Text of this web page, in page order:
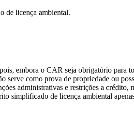
de licença ambiental.
embora o CAR seja obrigatório para
como prova de propriedade ou
administrativas e restrições a crédito,
simplificado de licença ambiental